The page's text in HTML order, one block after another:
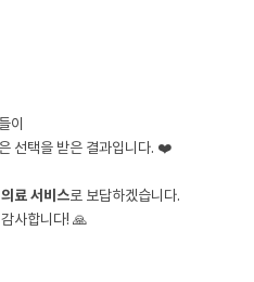
이
선택을 받은 결과입니다. ❤️
료 서비스로 보답하겠습니다.
사합니다! 🙏